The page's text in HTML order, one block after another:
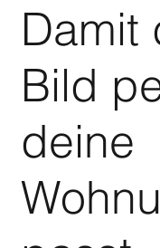
Damit
Bild
deine